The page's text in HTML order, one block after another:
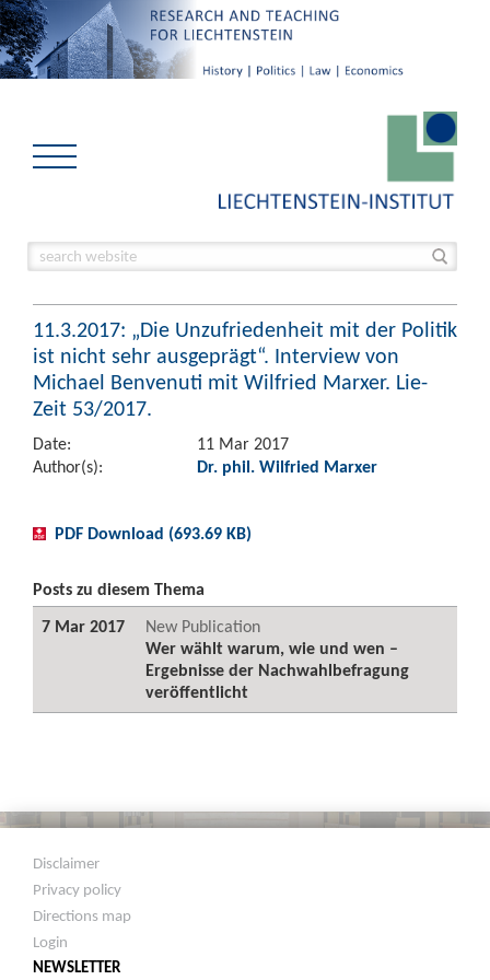
11.3.2017: „Die Unzufriedenheit mit der Politik
ist nicht sehr ausgeprägt“. Interview von
Michael Benvenuti mit Wilfried Marxer. Lie-
Zeit 53/2017.
Date:
11 Mar 2017
Author(s):
Dr. phil. Wilfried Marxer
PDF Download (693.69 KB)
Posts zu diesem Thema
7 Mar 2017
New Publication
Wer wählt warum, wie und wen –
Ergebnisse der Nachwahlbefragung
veröffentlicht
Disclaimer
Privacy policy
Directions map
Login
NEWSLETTER